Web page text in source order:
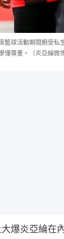
籃球活動期間飽受私
懂尊重。（炎亞綸微博
爆炎亞綸在